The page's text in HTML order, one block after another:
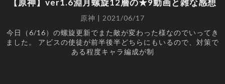
【原神】ver1.6淵月螺旋12層の★9動画と雑な感想
原神 | 2021/06/17
今日（6/16）の螺旋更新でまた敵が変わった様なのでいってき
ました。 アビスの使徒が前半後半どちらにもいるので、対策で
ある程度キャラ編成が制